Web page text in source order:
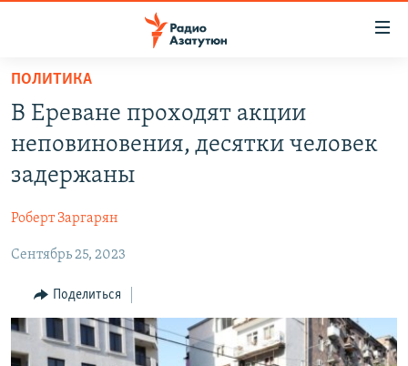
Перейти
основному
содержанию
основной
навигации
Перейти
поиску
НОВОСТИ
ЭКОНОМИКА
РЕГИОН
НАГОРНЫЙ КАРАБАХ
КУЛЬТУРА
СПОРТ
ПОЛИТИКА
В Ереване проходят акции
неповиновения, десятки человек
задержаны
Роберт Заргарян
Сентябрь 25, 2023
Поделиться